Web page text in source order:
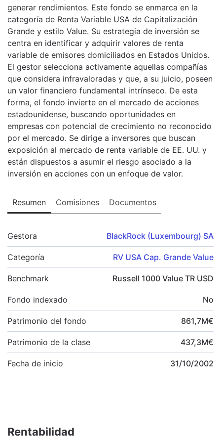
generar rendimientos. Este fondo se enmarca en la
categoría de Renta Variable USA de Capitalización
Grande y estilo Value. Su estrategia de inversión se
centra en identificar y adquirir valores de renta
variable de emisores domiciliados en Estados Unidos.
El gestor selecciona activamente aquellas compañías
que considera infravaloradas y que, a su juicio, poseen
un valor financiero fundamental intrínseco. De esta
forma, el fondo invierte en el mercado de acciones
estadounidense, buscando oportunidades en
empresas con potencial de crecimiento no reconocido
por el mercado. Se dirige a inversores que buscan
exposición al mercado de renta variable de EE. UU. y
están dispuestos a asumir el riesgo asociado a la
inversión en acciones con un enfoque de valor.
Resumen Comisiones Documentos
Gestora BlackRock (Luxembourg) SA
Categoría RV USA Cap. Grande Value
Benchmark Russell 1000 Value TR USD
Fondo indexado No
Patrimonio del fondo 861,7M€
Patrimonio de la clase 437,3M€
Fecha de inicio 31/10/2002
Rentabilidad